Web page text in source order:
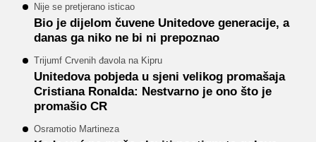
Nije se pretjerano isticao
Bio je dijelom čuvene Unitedove generacije, a
danas ga niko ne bi ni prepoznao
Trijumf Crvenih đavola na Kipru
Unitedova pobjeda u sjeni velikog promašaja
Cristiana Ronalda: Nestvarno je ono što je
promašio CR
Osramotio Martineza